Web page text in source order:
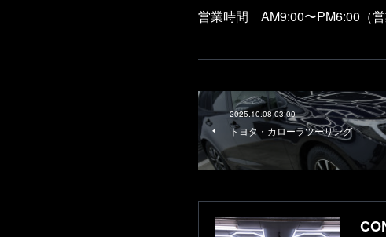
営業時間 AM9:00〜PM6:00（営
2025.10.08 03:00
トヨタ・カローラツーリング